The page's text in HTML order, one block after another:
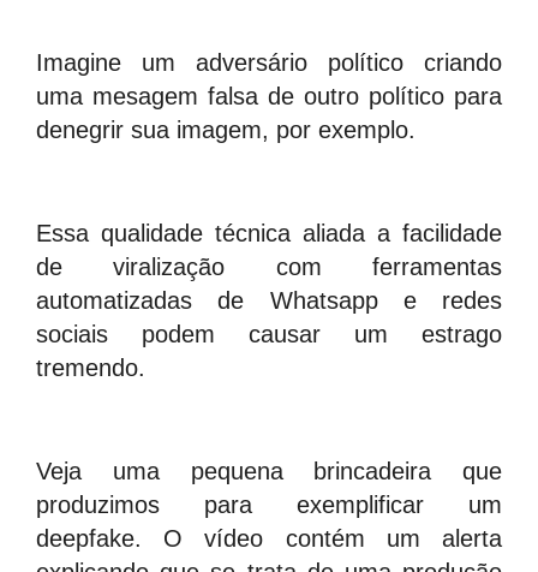
Imagine um adversário político criando
uma mesagem falsa de outro político para
denegrir sua imagem, por exemplo.
Essa qualidade técnica aliada a facilidade
de viralização com ferramentas
automatizadas de Whatsapp e redes
sociais podem causar um estrago
tremendo.
Veja uma pequena brincadeira que
produzimos para exemplificar um
deepfake. O vídeo contém um alerta